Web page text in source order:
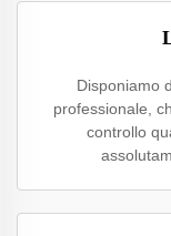
Disponiamo
professionale,
controllo